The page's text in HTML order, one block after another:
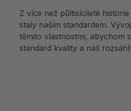
Z více než půltisícileté
staly naším standardem.
těmito vlastnostmi, abychom
standard kvality a náš